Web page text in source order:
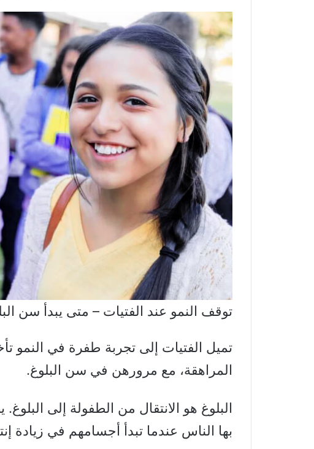
توقف النمو عند الفتيات – متى يبدأ سن
تميل الفتيات إلى تجربة طفرة في النمو
المراهقة، مع مرورهن في سن البلوغ.
البلوغ هو الانتقال من الطفولة إلى
بها الناس عندما تبدأ أجسامهم في زيادة